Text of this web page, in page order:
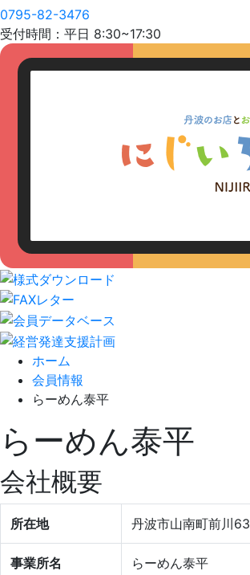
0795-82-3476
受付時間：平日 8:30~17:30
ホーム
会員情報
らーめん泰平
らーめん泰平
会社概要
所在地 丹波市山南町前川63
事業所名 らーめん泰平